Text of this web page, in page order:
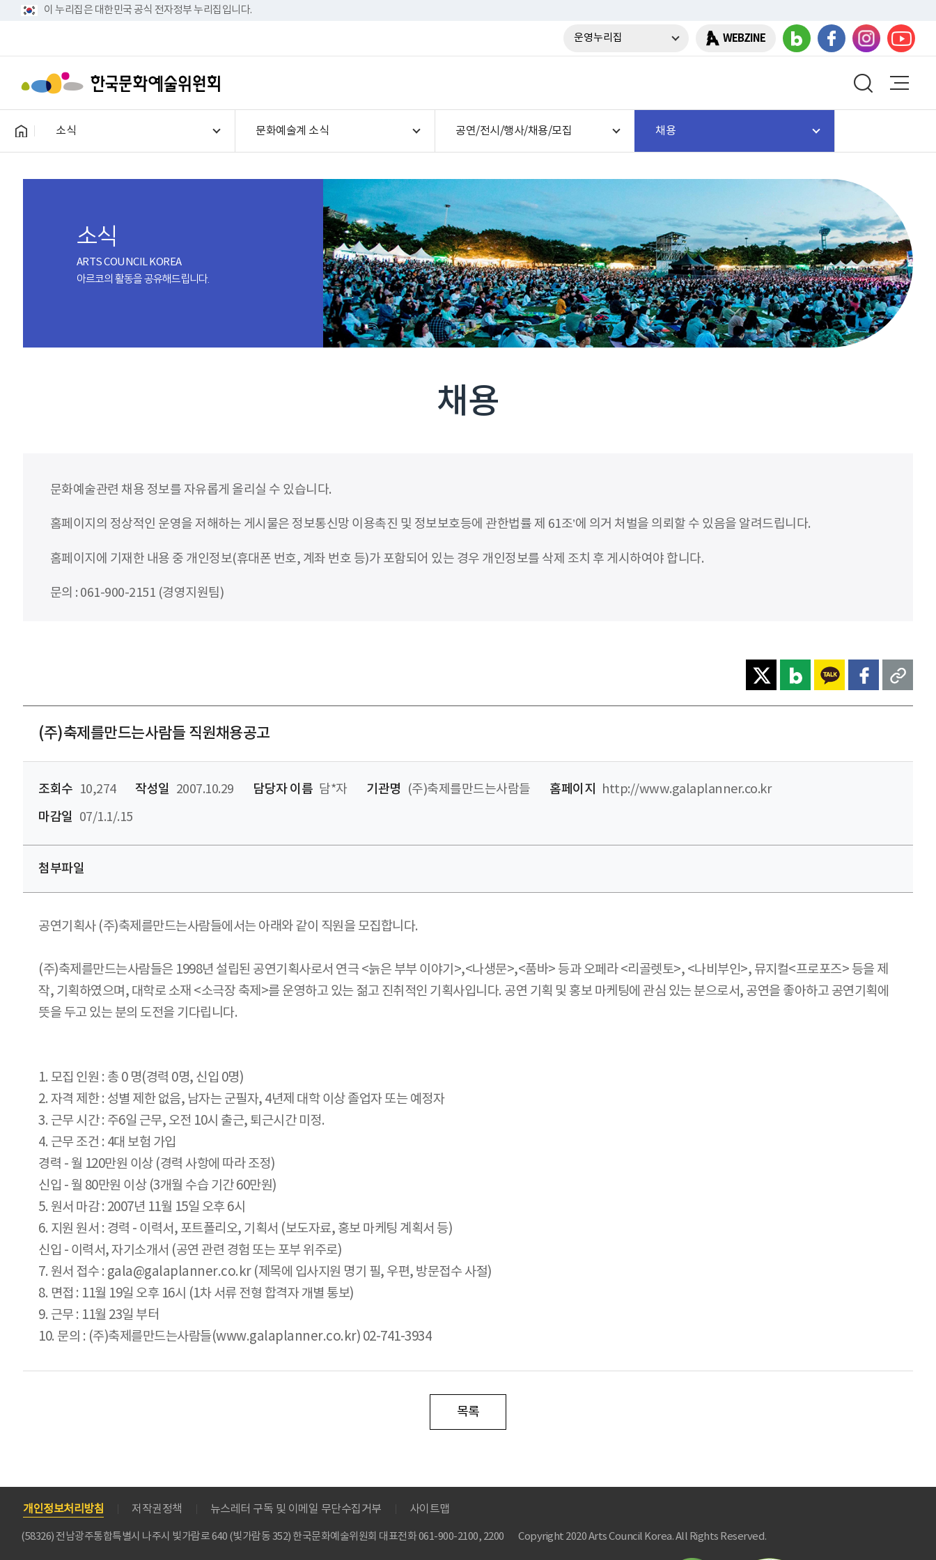
이 누리집은 대한민국 공식 전자정부 누리집입니다.
운영누리집 WEBZINE
소식 문화예술계 소식 공연/전시/행사/채용/모집 채용
소식
ARTS COUNCIL KOREA
아르코의 활동을 공유해드립니다.
채용
문화예술관련 채용 정보를 자유롭게 올리실 수 있습니다.
홈페이지의 정상적인 운영을 저해하는 게시물은 정보통신망 이용촉진 및 정보보호등에 관한법률 제 61조’에 의거 처벌을 의뢰할 수 있음을 알려드립니다.
홈페이지에 기재한 내용 중 개인정보(휴대폰 번호, 계좌 번호 등)가 포함되어 있는 경우 개인정보를 삭제 조치 후 게시하여야 합니다.
문의 : 061-900-2151 (경영지원팀)
(주)축제를만드는사람들 직원채용공고
조회수 10,274 작성일 2007.10.29 담당자 이름 담*자 기관명 (주)축제를만드는사람들 홈페이지
http://www.galaplanner.co.kr
마감일 07/1.1/.15
첨부파일
공연기획사 (주)축제를만드는사람들에서는 아래와 같이 직원을 모집합니다.
(주)축제를만드는사람들은 1998년 설립된 공연기획사로서 연극 <늙은 부부 이야기>,<나생문>,<품바> 등과 오페라 <리골렛토>, <나비부인>, 뮤지컬<프로포즈> 등을 제
작, 기획하였으며, 대학로 소재 <소극장 축제>를 운영하고 있는 젊고 진취적인 기획사입니다. 공연 기획 및 홍보 마케팅에 관심 있는 분으로서, 공연을 좋아하고 공연기획에
뜻을 두고 있는 분의 도전을 기다립니다.
1. 모집 인원 : 총 0 명(경력 0명, 신입 0명)
2. 자격 제한 : 성별 제한 없음, 남자는 군필자, 4년제 대학 이상 졸업자 또는 예정자
3. 근무 시간 : 주6일 근무, 오전 10시 출근, 퇴근시간 미정.
4. 근무 조건 : 4대 보험 가입
경력 - 월 120만원 이상 (경력 사항에 따라 조정)
신입 - 월 80만원 이상 (3개월 수습 기간 60만원)
5. 원서 마감 : 2007년 11월 15일 오후 6시
6. 지원 원서 : 경력 - 이력서, 포트폴리오, 기획서 (보도자료, 홍보 마케팅 계획서 등)
신입 - 이력서, 자기소개서 (공연 관련 경험 또는 포부 위주로)
7. 원서 접수 : gala@galaplanner.co.kr (제목에 입사지원 명기 필, 우편, 방문접수 사절)
8. 면접 : 11월 19일 오후 16시 (1차 서류 전형 합격자 개별 통보)
9. 근무 : 11월 23일 부터
10. 문의 : (주)축제를만드는사람들(www.galaplanner.co.kr) 02-741-3934
목록
개인정보처리방침 저작권정책 뉴스레터 구독 및 이메일 무단수집거부 사이트맵
(58326) 전남광주통합특별시 나주시 빛가람로 640 (빛가람동 352) 한국문화예술위원회 대표전화 061-900-2100, 2200 Copyright 2020 Arts Council Korea. All Rights Reserved.